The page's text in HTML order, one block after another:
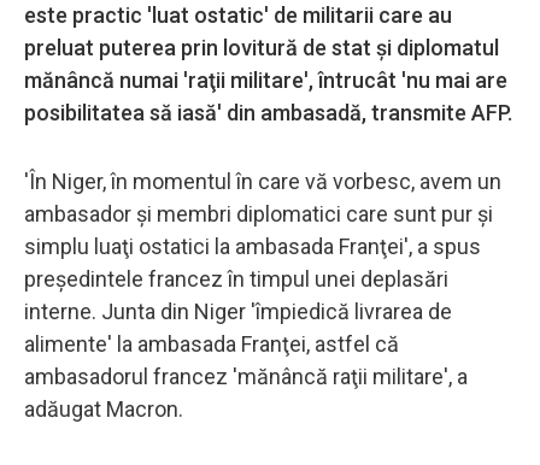
este practic 'luat ostatic' de militarii care au
preluat puterea prin lovitură de stat şi diplomatul
mănâncă numai 'raţii militare', întrucât 'nu mai are
posibilitatea să iasă' din ambasadă, transmite AFP.
'În Niger, în momentul în care vă vorbesc, avem un
ambasador şi membri diplomatici care sunt pur şi
simplu luaţi ostatici la ambasada Franţei', a spus
preşedintele francez în timpul unei deplasări
interne. Junta din Niger 'împiedică livrarea de
alimente' la ambasada Franţei, astfel că
ambasadorul francez 'mănâncă raţii militare', a
adăugat Macron.